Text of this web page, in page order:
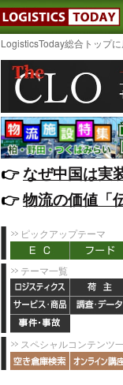
LogisticsToday総合トップ
👉️なぜ中国は実
👉️物流の価値「
ピックアップテーマ
テーマ一覧
スペシャルコンテンツ